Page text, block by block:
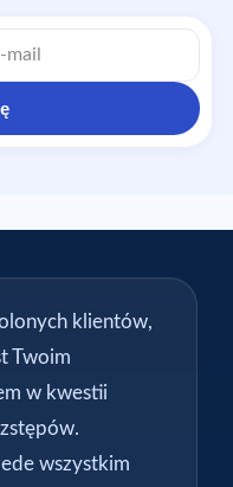
klientów,
Twoim
w kwestii
wszystkim